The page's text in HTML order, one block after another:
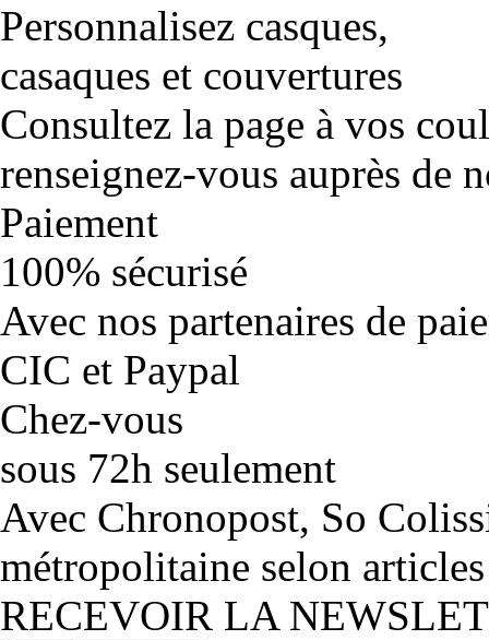
Personnalisez casques,
casaques et couvertures
Consultez la page à vos
renseignez-vous auprès de
Paiement
100% sécurisé
Avec nos partenaires de
CIC et Paypal
Chez-vous
sous 72h seulement
Avec Chronopost, So
métropolitaine selon
RECEVOIR LA